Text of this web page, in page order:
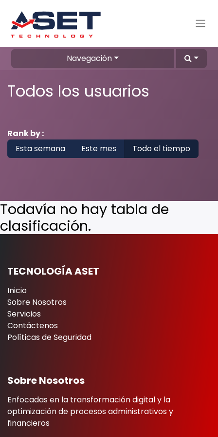
Navegación
Todos los usuarios
Rank by :
Esta semana
Este mes Todo el tiempo
Todavía no hay tabla de
clasificación.
TECNOLOGÍA ASET
Inicio
Sobre Nosotros
Servicios
Contáctenos
Políticas de Seguridad
Sobre Nosotros
Enfocadas en la transformación digital y la
optimización de procesos administrativos y
financieros